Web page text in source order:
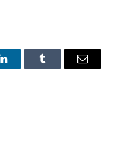
LinkedInTumblr Email